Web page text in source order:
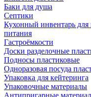
Баки для душа
Септики
Кухонный инвентарь
питания
Гастроёмкости
Доски разделочные
Подносы пластиковые
Одноразовая посуда
Упаковка для кейтеринга
Упаковочные материалы
Антипригарные